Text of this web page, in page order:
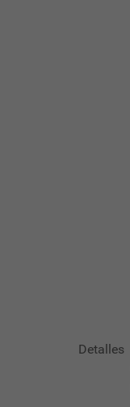
Detalles